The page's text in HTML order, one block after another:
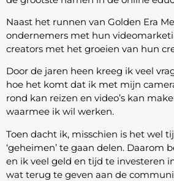
Naast het runnen van Golden Era
ondernemers met hun
creators met het groeien van hun
Door de jaren heen kreeg ik veel
hoe het komt dat ik met mijn
rond kan reizen en video’s kan
waarmee ik wil werken.
Toen dacht ik, misschien is het wel
‘geheimen’ te gaan delen. Daarom
en ik veel geld en tijd te investeren
wat terug te geven aan de